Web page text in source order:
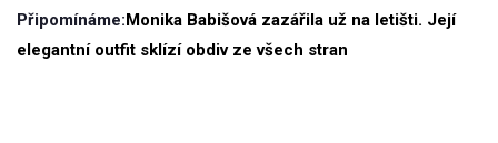
Připomínáme:Monika Babišová zazářila už na letišti. Její
elegantní outfit sklízí obdiv ze všech stran